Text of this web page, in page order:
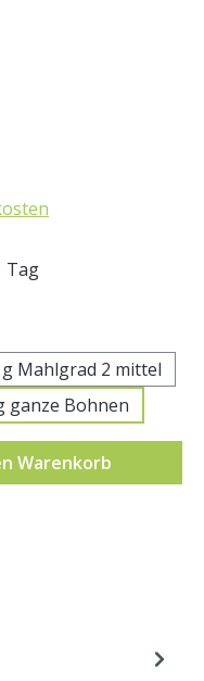
Tag
g Mahlgrad 2 mittel
ganze Bohnen
gewünschten
Warenkorb